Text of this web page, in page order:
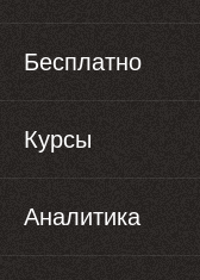
Бесплатно
Курсы
Аналитика